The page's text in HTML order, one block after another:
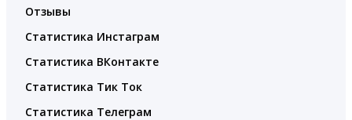
Отзывы
Статистика Инстаграм
Статистика ВКонтакте
Статистика Тик Ток
Статистика Телеграм